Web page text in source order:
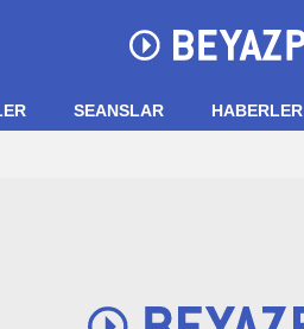
SEANSLAR HABERLER